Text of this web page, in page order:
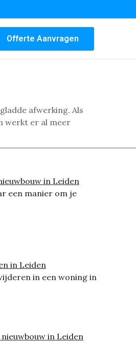
Offerte Aanvragen
afwerking. Als
werkt er al meer
in Leiden
een manier om je
in Leiden
in een woning in
in Leiden